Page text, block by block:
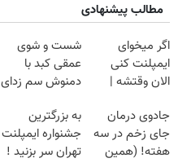
مطالب پیشنهادی
اگر میخوای
ایمپلنت کنی
الان وقتشه |
میلیون تومان!!!
شست و شوی
عمقی کبد با
دمنوش سم زدای
جادوی درمان
جای زخم در سه
هفته! (همین
به بزرگترین
جشنواره ایمپلنت
تهران سر بزنید !